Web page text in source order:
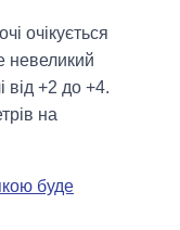
очікується
невеликий
від +2 до +4.
на
буде